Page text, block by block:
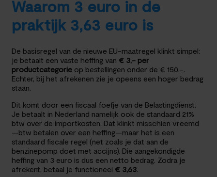
Waarom 3 euro in de
praktijk 3,63 euro is
De basisregel van de nieuwe EU-maatregel klinkt simpel:
je betaalt een vaste heffing van € 3,- per
productcategorie op bestellingen onder de € 150,-.
Echter, bij het afrekenen zie je opeens een hoger bedrag
staan.
Dit komt door een fiscaal foefje van de Belastingdienst.
Je betaalt in Nederland namelijk ook de standaard 21%
btw over de importkosten. Dat klinkt misschien vreemd
—btw betalen over een heffing—maar het is een
standaard fiscale regel (net zoals je dat aan de
benzinepomp doet met accijns). Die aangekondigde
heffing van 3 euro is dus een netto bedrag. Zodra je
afrekent, betaal je functioneel € 3,63.